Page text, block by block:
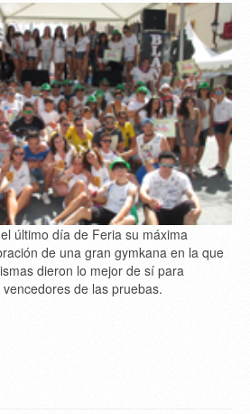
último día de Feria su máxima
de una gran gymkana en la que
dieron lo mejor de sí para
de las pruebas.